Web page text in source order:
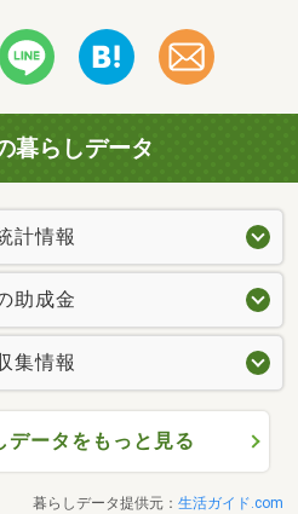
暮らしデータ
計情報
助成金
集情報
データをもっと見る
暮らしデータ提供元： 生活ガイド.com